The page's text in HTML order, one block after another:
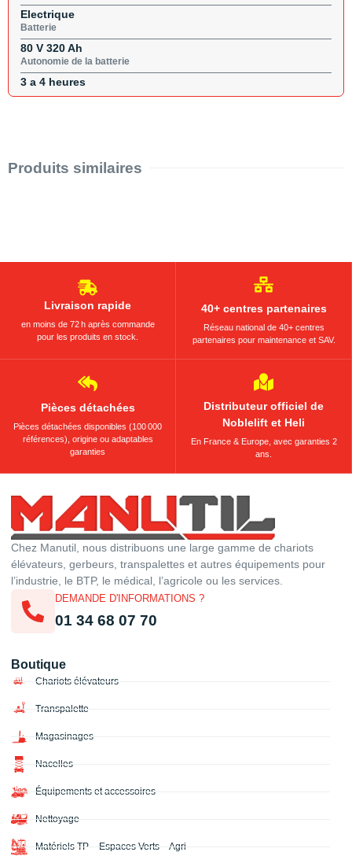
Electrique
Batterie
80 V 320 Ah
Autonomie de la batterie
3 a 4 heures
Produits similaires
Livraison rapide
en moins de 72 h après commande
pour les produits en stock.
40+ centres partenaires
Réseau national de 40+ centres
partenaires pour maintenance et SAV.
Pièces détachées
Pièces détachées disponibles (100 000
références), origine ou adaptables
garanties
Distributeur officiel de
Noblelift et Heli
En France & Europe, avec garanties 2
ans.
Chez Manutil, nous distribuons une large gamme de chariots
élévateurs, gerbeurs, transpalettes et autres équipements pour
l’industrie, le BTP, le médical, l’agricole ou les services.
DEMANDE D'INFORMATIONS ?
01 34 68 07 70
Boutique
Chariots élévateurs
Transpalette
Magasinages
Nacelles
Équipements et accessoires
Nettoyage
Matériels TP – Espaces Verts – Agri